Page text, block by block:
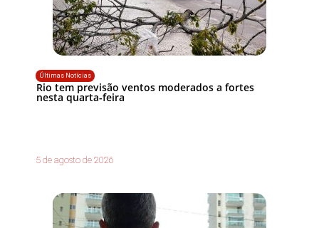
Últimas Notícias
Rio tem previsão ventos moderados a fortes
nesta quarta-feira
5 de agosto de 2026